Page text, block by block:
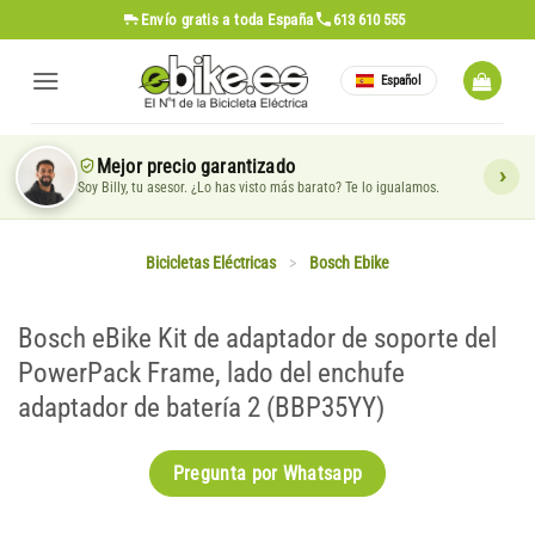
al
contenido
Envío gratis a toda España 613 610 555
Español
Mejor precio garantizado
Soy Billy, tu asesor. ¿Lo has visto más barato? Te lo igualamos.
Bicicletas Eléctricas > Bosch Ebike
Bosch eBike Kit de adaptador de soporte del
PowerPack Frame, lado del enchufe
adaptador de batería 2 (BBP35YY)
Pregunta por Whatsapp